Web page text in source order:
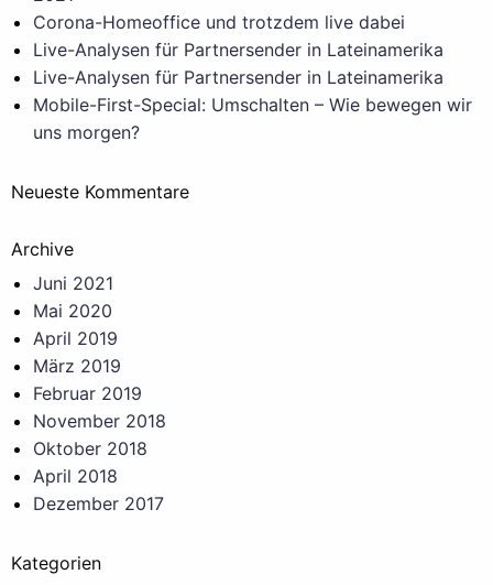
Corona-Homeoffice und trotzdem live dabei
Live-Analysen für Partnersender in Lateinamerika
Live-Analysen für Partnersender in Lateinamerika
Mobile-First-Special: Umschalten – Wie bewegen wir
uns morgen?
Neueste Kommentare
Archive
Juni 2021
Mai 2020
April 2019
März 2019
Februar 2019
November 2018
Oktober 2018
April 2018
Dezember 2017
Kategorien